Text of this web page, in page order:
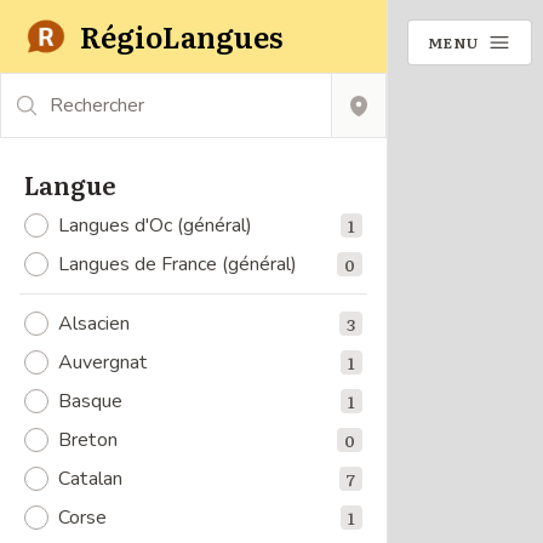
RégioLangues
Langue
Langues d'Oc (général) 1
Langues de France (général) 0
Alsacien 3
Auvergnat 1
Basque 1
Breton 0
Catalan 7
Corse 1
MENU